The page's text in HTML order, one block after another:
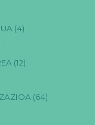
(4)
(12)
(64)